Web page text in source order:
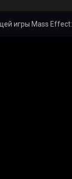
игры Mass Effect: